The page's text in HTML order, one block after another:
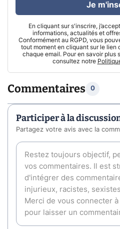
En cliquant sur s'inscrire,
informations, actualités et
Conformément au RGPD, vous
tout moment en cliquant sur le lien
chaque email. Pour en savoir plus
consultez notre
Je
Commentaires 0
Participer à la
Partagez votre avis avec la